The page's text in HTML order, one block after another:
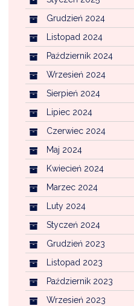
Grudzień 2024
Listopad 2024
Październik 2024
Wrzesień 2024
Sierpień 2024
Lipiec 2024
Czerwiec 2024
Maj 2024
Kwiecień 2024
Marzec 2024
Luty 2024
Styczeń 2024
Grudzień 2023
Listopad 2023
Październik 2023
Wrzesień 2023